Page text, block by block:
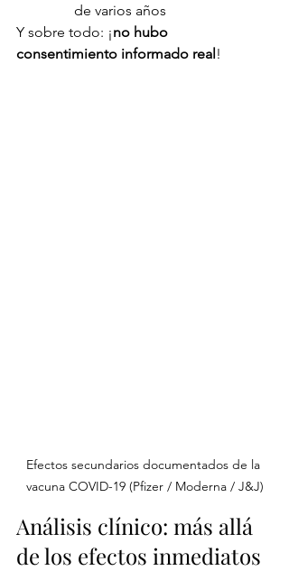
de varios años
Y sobre todo: ¡no hubo
consentimiento informado real!
Efectos secundarios documentados de la
vacuna COVID-19 (Pfizer / Moderna / J&J)
Análisis clínico: más allá
de los efectos inmediatos